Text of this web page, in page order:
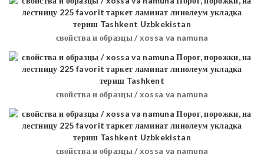
свойства и образцы / xossa va namuna
свойства и образцы / xossa va namuna
свойства и образцы / xossa va namuna